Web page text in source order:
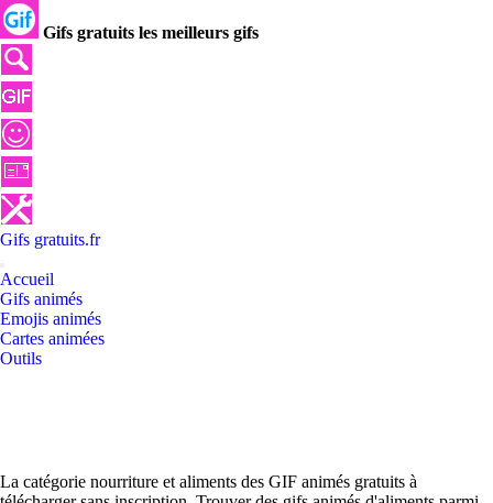
Gifs gratuits les meilleurs gifs
Gifs gratuits.fr
Accueil
Gifs animés
Emojis animés
Cartes animées
Outils
La catégorie nourriture et aliments des GIF animés gratuits à